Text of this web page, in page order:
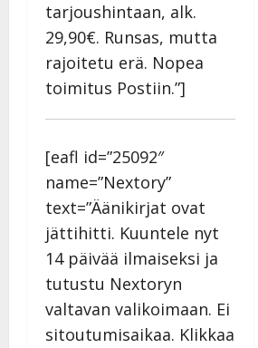
tarjoushintaan, alk.
29,90€. Runsas, mutta
rajoitetu erä. Nopea
toimitus Postiin.”]
[eafl id=”25092″
name=”Nextory”
text=”Äänikirjat ovat
jättihitti. Kuuntele nyt
14 päivää ilmaiseksi ja
tutustu Nextoryn
valtavan valikoimaan. Ei
sitoutumisaikaa. Klikkaa